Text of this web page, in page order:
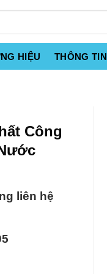
HIỆU THÔNG TIN
Công
liên hệ